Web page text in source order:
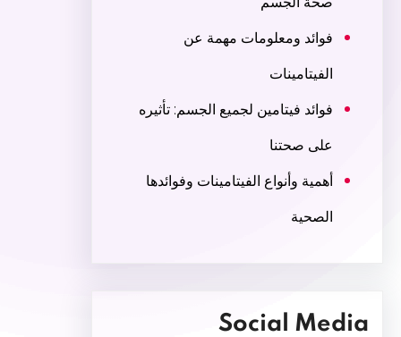
فوائد ومعلومات مهمة عن
الفيتامينات
فوائد فيتامين لجميع الجسم: تأثيره
على صحتنا
أهمية وأنواع الفيتامينات وفوائدها
الصحية
Social Media